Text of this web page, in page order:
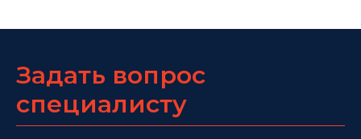
Задать вопрос
специалисту